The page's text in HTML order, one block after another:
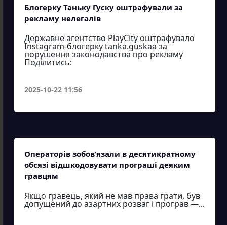
Блогерку Таньку Гуску оштрафували за
рекламу нелегалів
Державне агентство PlayCity оштрафувало
Instagram-блогерку tanka.guskaa за
порушення законодавства про рекламу
Поділитись:
2025-10-22 11:56
Операторів зобов’язали в десятикратному
обсязі відшкодовувати програші деяким
гравцям
Якщо гравець, який не мав права грати, був
допущений до азартних розваг і програв —...